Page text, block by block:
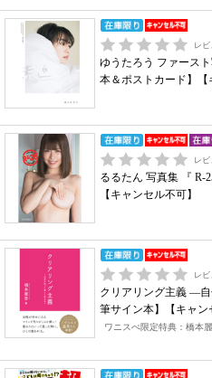
レビ
ゆうたろう ファース
本＆ポストカード】【
レビ
るるたん 写真集 『 R-
【キャンセル不可】
レビ
クリアリング主義 ―
筆サイン本】【キャン
ワニスぺ限定特典：橋本